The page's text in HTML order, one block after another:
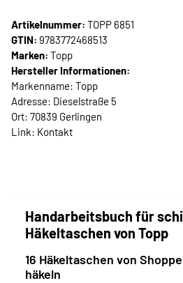
Artikelnummer: TOPP 6851
GTIN: 9783772468513
Marken: Topp
Hersteller Informationen:
Markenname: Topp
Adresse: Dieselstraße 5
Ort: 70839 Gerlingen
Link: Kontakt
Handarbeitsbuch für
Häkeltaschen von Topp
16 Häkeltaschen von
häkeln